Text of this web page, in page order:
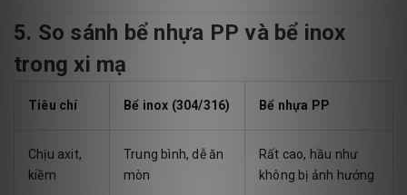
5. So sánh bể nhựa PP và bể inox
trong xi mạ
Tiêu chí Bể inox (304/316) Bể nhựa PP
Chịu axit,
kiềm
Trung bình, dễ ăn
mòn
Rất cao, hầu như
không bị ảnh hưởng